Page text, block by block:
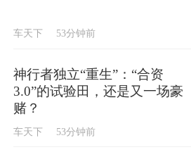
车天下 53分钟前
神行者独立“重生”：“合资
3.0”的试验田，还是又一场豪
赌？
车天下 53分钟前